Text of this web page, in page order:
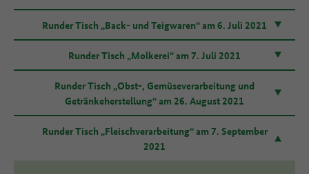
Runder Tisch „Back- und Teigwaren“ am 6. Juli 2021
Runder Tisch „Molkerei“ am 7. Juli 2021
Runder Tisch „Obst-, Gemüseverarbeitung und
Getränkeherstellung“ am 26. August 2021
Runder Tisch „Fleischverarbeitung“ am 7. September
2021